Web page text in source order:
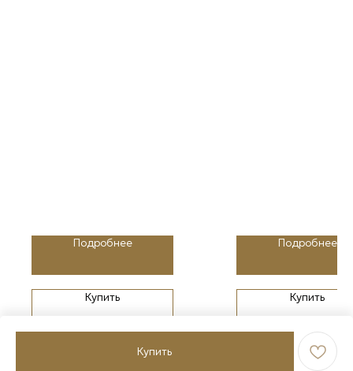
Купить
Подробнее
Купить
Подробнее
Купить